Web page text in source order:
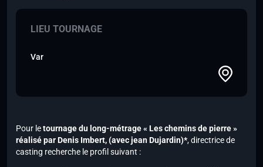
LIEU TOURNAGE
Var
Pour letournage du long-métrage « Les chemins de pierre »
réalisé par Denis Imbert,(avec jean Dujardin)*, directrice de
casting recherche le profil suivant :